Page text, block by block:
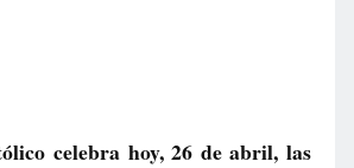
celebra hoy, 26 de abril, las